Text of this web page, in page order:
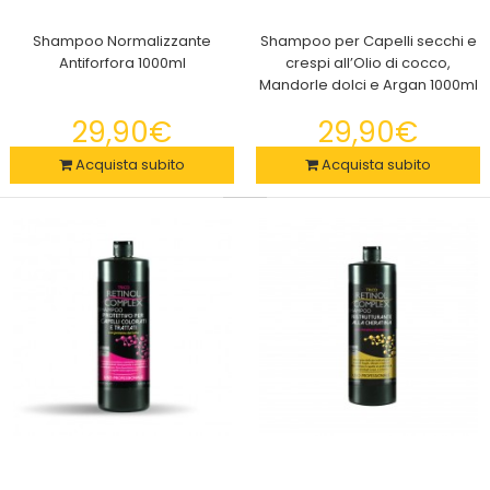
Calda Piega Perfetta
39,90€
Asciugacapelli 5 In 1 Multifunzione 1000W Spazzole Ad Aria
Calda Piega PerfettaAvere un phon che ti ..
Shampoo Normalizzante
Antiforfora 1000ml
29,90€
Acquista subito
Shampoo per Capelli secchi e
crespi all’Olio di cocco,
Mandorle dolci e Argan 1000ml
29,90€
Acquista subito